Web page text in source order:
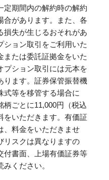
定期間内の解約時の解約
合があります。また、各
損失が生じるおそれがあ
ション取引をご利用いた
または委託証拠金をいた
プション取引には元本を
ります。証券保管振替機
式等を移管する場合に
柄ごとに11,000円（税込
をいただきます。有価証
、料金をいただきませ
リスクは異なりますの
付書面、上場有価証券等
ください。